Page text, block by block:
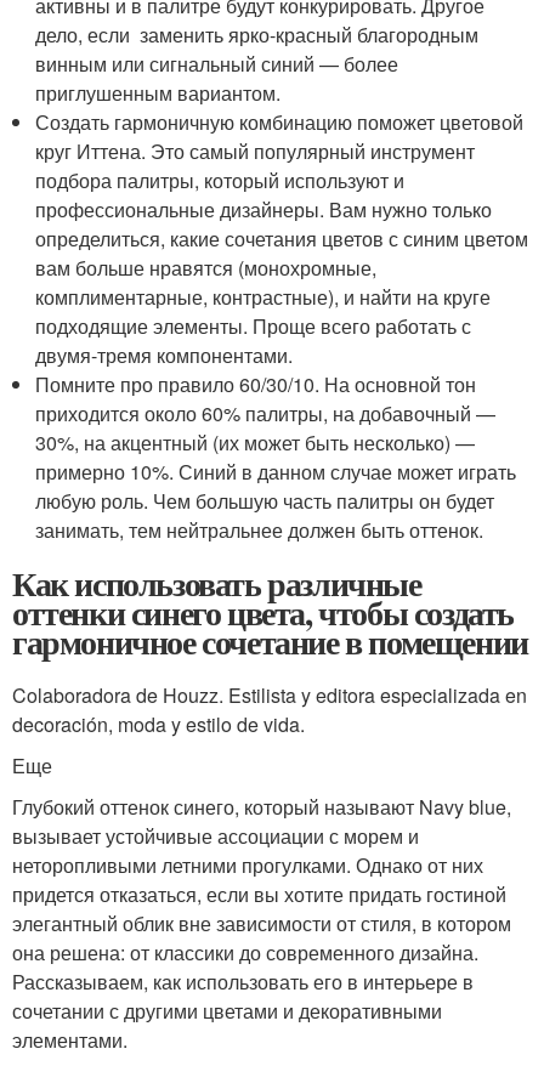
активны и в палитре будут конкурировать. Другое
дело, если заменить ярко-красный благородным
винным или сигнальный синий — более
приглушенным вариантом.
Создать гармоничную комбинацию поможет цветовой
круг Иттена. Это самый популярный инструмент
подбора палитры, который используют и
профессиональные дизайнеры. Вам нужно только
определиться, какие сочетания цветов с синим цветом
вам больше нравятся (монохромные,
комплиментарные, контрастные), и найти на круге
подходящие элементы. Проще всего работать с
двумя-тремя компонентами.
Помните про правило 60/30/10. На основной тон
приходится около 60% палитры, на добавочный —
30%, на акцентный (их может быть несколько) —
примерно 10%. Синий в данном случае может играть
любую роль. Чем большую часть палитры он будет
занимать, тем нейтральнее должен быть оттенок.
Как использовать различные
оттенки синего цвета, чтобы создать
гармоничное сочетание в помещении
Colaboradora de Houzz. Estilista y editora especializada en
decoración, moda y estilo de vida.
Еще
Глубокий оттенок синего, который называют Navy blue,
вызывает устойчивые ассоциации с морем и
неторопливыми летними прогулками. Однако от них
придется отказаться, если вы хотите придать гостиной
элегантный облик вне зависимости от стиля, в котором
она решена: от классики до современного дизайна.
Рассказываем, как использовать его в интерьере в
сочетании с другими цветами и декоративными
элементами.